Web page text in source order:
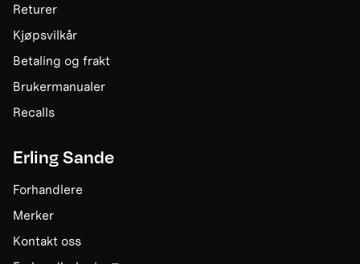
Returer
Kjøpsvilkår
Betaling og frakt
Brukermanualer
Recalls
Erling Sande
Forhandlere
Merker
Kontakt oss